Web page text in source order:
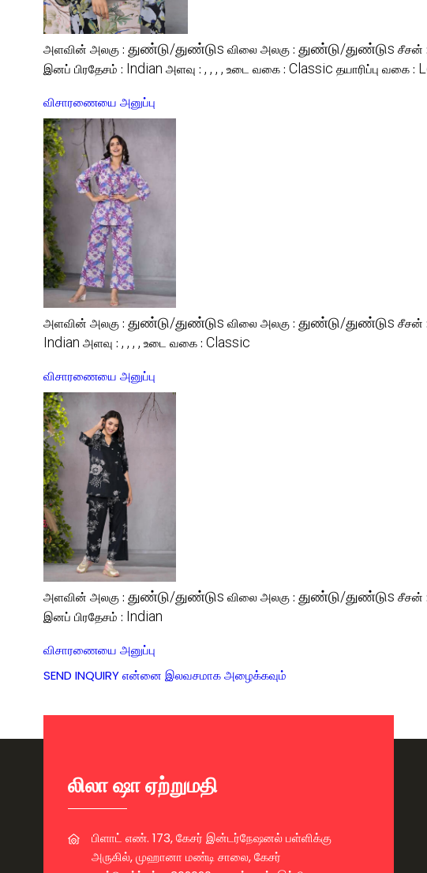
அளவின் அலகு : துண்டு/துண்டுs விலை அலகு : துண்டு/துண்டுs சீசன் :
இனப் பிரதேசம் : Indian அளவு : , , , , உடை வகை : Classic தயாரிப்பு வகை :
விசாரணையை அனுப்பு
அளவின் அலகு : துண்டு/துண்டுs விலை அலகு : துண்டு/துண்டுs சீசன் :
Indian அளவு : , , , , உடை வகை : Classic
விசாரணையை அனுப்பு
அளவின் அலகு : துண்டு/துண்டுs விலை அலகு : துண்டு/துண்டுs சீசன் :
இனப் பிரதேசம் : Indian
விசாரணையை அனுப்பு
SEND INQUIRYஎன்னை இலவசமாக அழைக்கவும்
லிலா ஷா ஏற்றுமதி
பிளாட் எண். 173, கேசர் இன்டர்நேஷனல் பள்ளிக்கு
அருகில், முஹானா மண்டி சாலை, கேசர்